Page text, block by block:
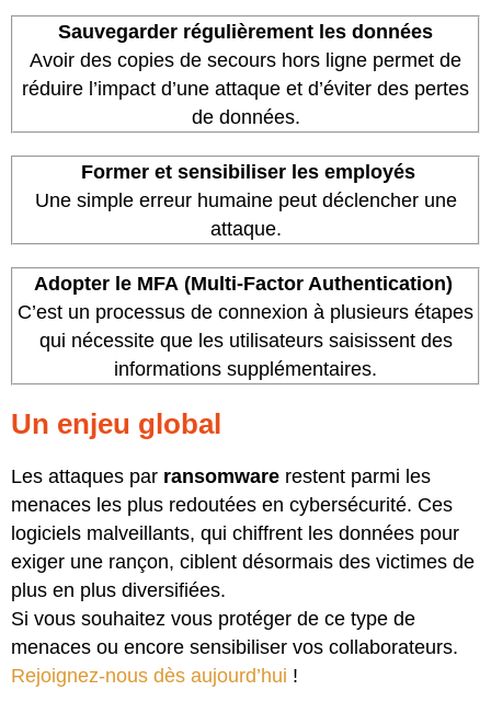
Sauvegarder régulièrement les données
Avoir des copies de secours hors ligne permet de
réduire l’impact d’une attaque et d’éviter des pertes
de données.
Former et sensibiliser les employés
Une simple erreur humaine peut déclencher une
attaque.
Adopter le MFA (Multi-Factor Authentication)
C’est un processus de connexion à plusieurs étapes
qui nécessite que les utilisateurs saisissent des
informations supplémentaires.
Un enjeu global
Les attaques par ransomware restent parmi les
menaces les plus redoutées en cybersécurité. Ces
logiciels malveillants, qui chiffrent les données pour
exiger une rançon, ciblent désormais des victimes de
plus en plus diversifiées.
Si vous souhaitez vous protéger de ce type de
menaces ou encore sensibiliser vos collaborateurs.
Rejoignez-nous dès aujourd’hui !